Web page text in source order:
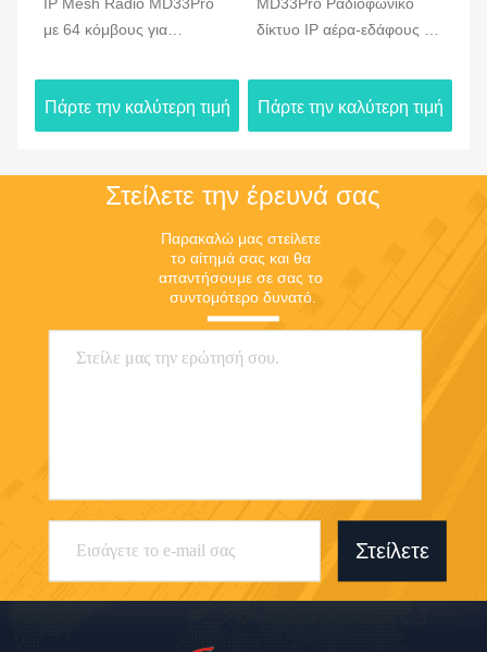
με 64 κόμβους για
Drone
Πάρτε την καλύτερη τιμή
δίκτυο IP αέρα-εδάφους με
Πάρτε την καλύτερη τιμή
Στείλετε την έρευνά σας
Παρακαλώ μας στείλετε
το αίτημά σας και θα
απαντήσουμε σε σας το
συντομότερο δυνατό.
Στείλετε